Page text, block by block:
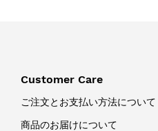
Customer Care
ご注文とお支払い方法について
商品のお届けについて